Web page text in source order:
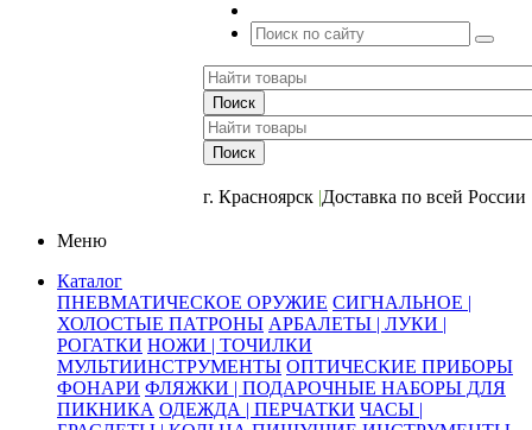
г. Красноярск |Доставка по всей России
Меню
Каталог
ПНЕВМАТИЧЕСКОЕ ОРУЖИЕ СИГНАЛЬНОЕ |
ХОЛОСТЫЕ ПАТРОНЫ АРБАЛЕТЫ | ЛУКИ |
РОГАТКИ НОЖИ | ТОЧИЛКИ
МУЛЬТИИНСТРУМЕНТЫ ОПТИЧЕСКИЕ ПРИБОРЫ
ФОНАРИ ФЛЯЖКИ | ПОДАРОЧНЫЕ НАБОРЫ ДЛЯ
ПИКНИКА ОДЕЖДА | ПЕРЧАТКИ ЧАСЫ |